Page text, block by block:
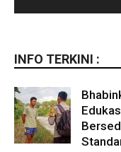
INFO TERKINI :